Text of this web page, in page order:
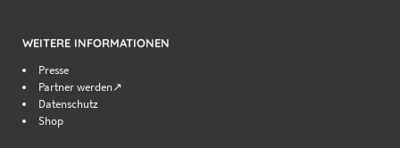
WEITERE INFORMATIONEN
Presse
Partner werden↗
Datenschutz
Shop